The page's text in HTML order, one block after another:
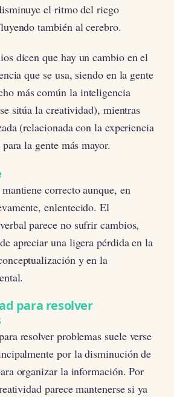
el ritmo del riego
también al cerebro.
dicen que hay un cambio en el
que se usa, siendo en la gente
más común la inteligencia
sitúa la creatividad), mientras
(relacionada con la experiencia
la gente más mayor.
correcto aunque, en
enlentecido. El
parece no sufrir cambios,
apreciar una ligera pérdida en la
y en la
para resolver
resolver problemas suele verse
por la disminución de
organizar la información. Por
parece mantenerse si ya